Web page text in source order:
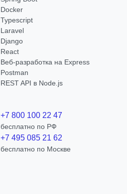
Docker
Typescript
Laravel
Django
React
Веб-разработка на Express
Postman
REST API в Node.js
+7 800 100 22 47
бесплатно по РФ
+7 495 085 21 62
бесплатно по Москве